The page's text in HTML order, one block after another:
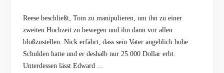
Reese beschließt, Tom zu manipulieren, um ihn zu einer
zweiten Hochzeit zu bewegen und ihn dann vor allen
bloßzustellen. Nick erfährt, dass sein Vater angeblich hohe
Schulden hatte und er deshalb nur 25.000 Dollar erbt.
Unterdessen lässt Edward ...